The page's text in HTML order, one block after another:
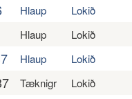
Hlaup Lokið
Hlaup Lokið
Hlaup Lokið
Tæknigr Lokið